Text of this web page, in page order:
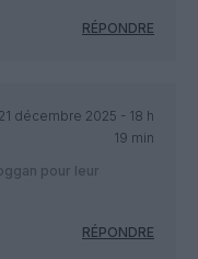
RÉPONDRE
21 décembre 2025 - 18 h
19 min
pour leur
RÉPONDRE